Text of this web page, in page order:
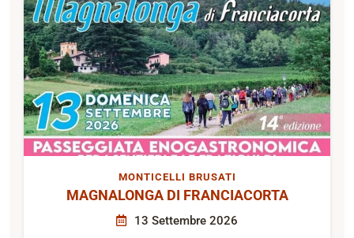
MONTICELLI BRUSATI
MAGNALONGA DI FRANCIACORTA
13 Settembre 2026